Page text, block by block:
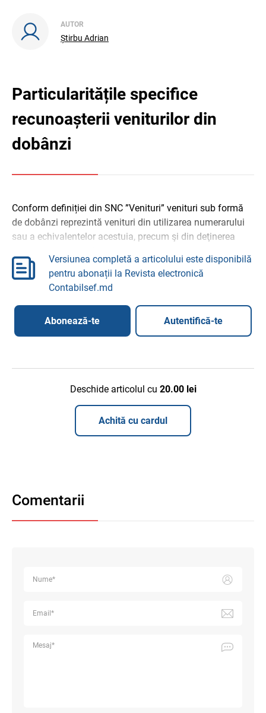
AUTOR
Știrbu Adrian
Particularitățile specifice
recunoașterii veniturilor din
dobânzi
Conform definiției din SNC ”Venituri” venituri sub formă
de dobânzi reprezintă venituri din utilizarea numerarului
sau a echivalentelor acestuia, precum şi din deţinerea
Versiunea completă a articolului este disponibilă
pentru abonații la Revista electronică
Contabilsef.md
Abonează-te Autentifică-te
Deschide articolul cu 20.00lei
Achită cu cardul
Comentarii